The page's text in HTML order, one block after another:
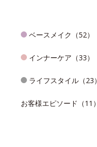
ベースメイク（52）
インナーケア（33）
ライフスタイル（23）
お客様エピソード（11）